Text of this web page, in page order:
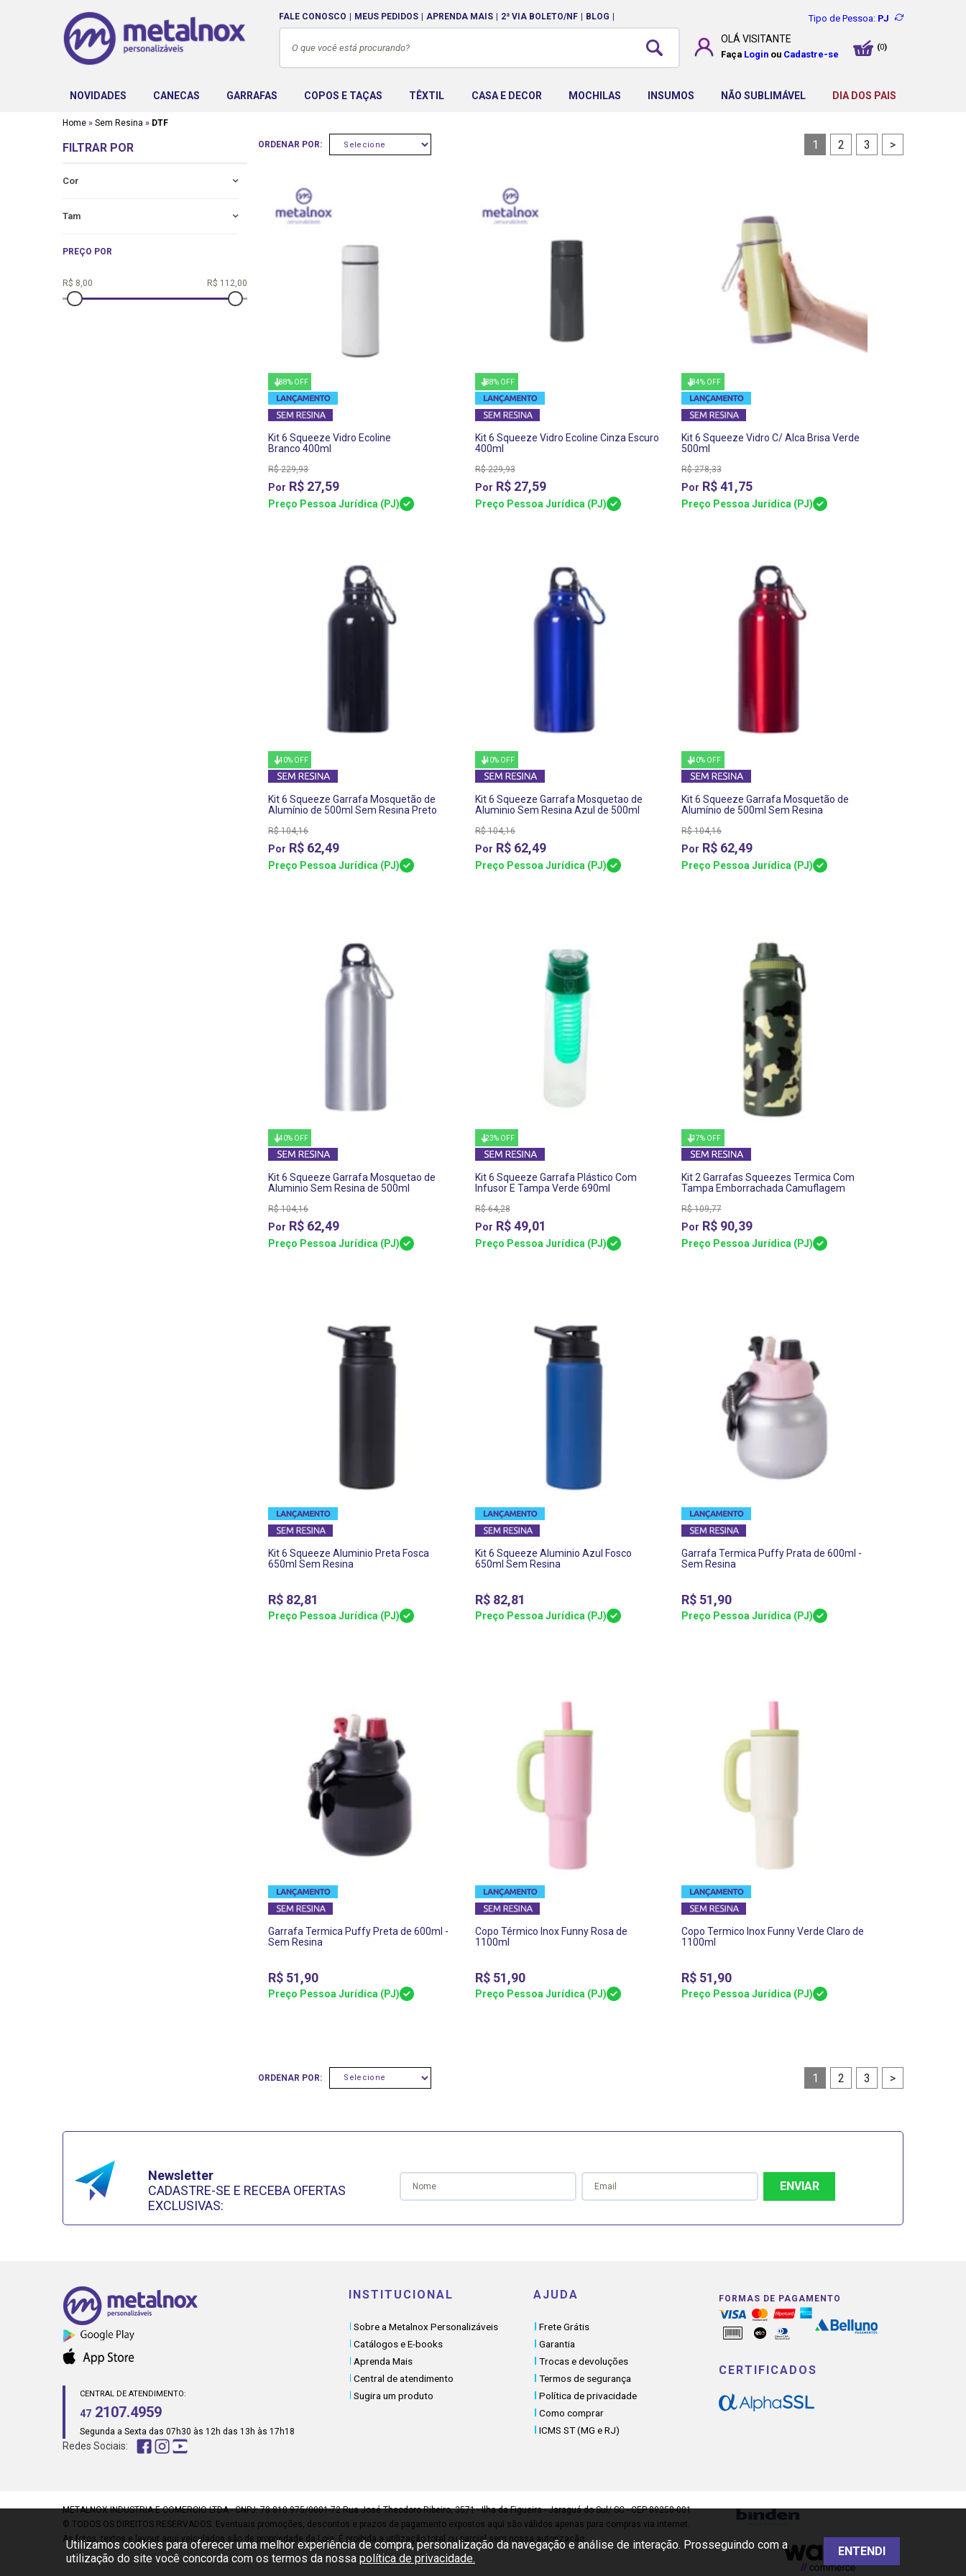
FALE CONOSCO MEUS PEDIDOS APRENDA MAIS 2ª VIA BOLETO/NF BLOG Tipo de Pessoa: PJ
OLÁ VISITANTE
Faça Login ou Cadastre-se
0
NOVIDADES CANECAS GARRAFAS COPOS E TAÇAS TÊXTIL CASA E DECOR MOCHILAS INSUMOS NÃO SUBLIMÁVEL DIA DOS PAIS
Home Sem Resina DTF
FILTRAR POR
Cor
Tam
PREÇO POR
ORDENAR POR: SELECIONE 1 2 3 >
88% OFF
Kit 6 Squeeze Vidro Ecoline
Branco 400ml
R$ 229,93
R$ 27,59
Preço Pessoa Jurídica (PJ)
88% OFF
Kit 6 Squeeze Vidro Ecoline Cinza Escuro
400ml
R$ 229,93
R$ 27,59
Preço Pessoa Jurídica (PJ)
84% OFF
Kit 6 Squeeze Vidro C/ Alca Brisa Verde
500ml
R$ 278,33
R$ 41,75
Preço Pessoa Jurídica (PJ)
40% OFF
Kit 6 Squeeze Garrafa Mosquetão de
Alumínio de 500ml Sem Resina Preto
R$ 104,16
R$ 62,49
Preço Pessoa Jurídica (PJ)
40% OFF
Kit 6 Squeeze Garrafa Mosquetao de
Aluminio Sem Resina Azul de 500ml
R$ 104,16
R$ 62,49
Preço Pessoa Jurídica (PJ)
40% OFF
Kit 6 Squeeze Garrafa Mosquetão de
Alumínio de 500ml Sem Resina
R$ 104,16
R$ 62,49
Preço Pessoa Jurídica (PJ)
40% OFF
Kit 6 Squeeze Garrafa Mosquetao de
Aluminio Sem Resina de 500ml
R$ 104,16
R$ 62,49
Preço Pessoa Jurídica (PJ)
23% OFF
Kit 6 Squeeze Garrafa Plástico Com
Infusor E Tampa Verde 690ml
R$ 64,28
R$ 49,01
Preço Pessoa Jurídica (PJ)
17% OFF
Kit 2 Garrafas Squeezes Termica Com
Tampa Emborrachada Camuflagem
R$ 109,77
R$ 90,39
Preço Pessoa Jurídica (PJ)
Kit 6 Squeeze Aluminio Preta Fosca
650ml Sem Resina
R$ 82,81
Preço Pessoa Jurídica (PJ)
Kit 6 Squeeze Aluminio Azul Fosco
650ml Sem Resina
R$ 82,81
Preço Pessoa Jurídica (PJ)
Garrafa Termica Puffy Prata de 600ml -
Sem Resina
R$ 51,90
Preço Pessoa Jurídica (PJ)
Garrafa Termica Puffy Preta de 600ml -
Sem Resina
R$ 51,90
Preço Pessoa Jurídica (PJ)
Copo Térmico Inox Funny Rosa de
1100ml
R$ 51,90
Preço Pessoa Jurídica (PJ)
Copo Termico Inox Funny Verde Claro de
1100ml
R$ 51,90
Preço Pessoa Jurídica (PJ)
ORDENAR POR: SELECIONE 1 2 3 >
Newsletter
CADASTRE-SE E RECEBA OFERTAS
EXCLUSIVAS:
ENVIAR
CENTRAL DE ATENDIMENTO:
47 2107.4959
Segunda a Sexta das 07h30 às 12h das 13h às 17h18
Redes Sociais:
INSTITUCIONAL
Sobre a Metalnox Personalizáveis
Catálogos e E-books
Aprenda Mais
Central de atendimento
Sugira um produto
AJUDA
Frete Grátis
Garantia
Trocas e devoluções
Termos de segurança
Política de privacidade
Como comprar
ICMS ST (MG e RJ)
FORMAS DE PAGAMENTO
CERTIFICADOS
METALNOX INDUSTRIA E COMERCIO LTDA - CNPJ: 78.810.975/0001-72 Rua José Theodoro Ribeiro, 3571 - Ilha da Figueira - Jaraguá do Sul/ SC - CEP 89258-001
© TODOS OS DIREITOS RESERVADOS. Eventuais promoções, descontos e prazos de pagamento expostos aqui são válidos apenas para compras via internet.
As fotos, textos e layout aqui veiculados são de propriedade da Loja. É proibida a utilização total ou parcial sem nossa autorização
Utilizamos cookies para oferecer uma melhor experiência de compra, personalização da navegação e análise de interação. Prosseguindo com a
utilização do site você concorda com os termos da nossa política de privacidade. ENTENDI